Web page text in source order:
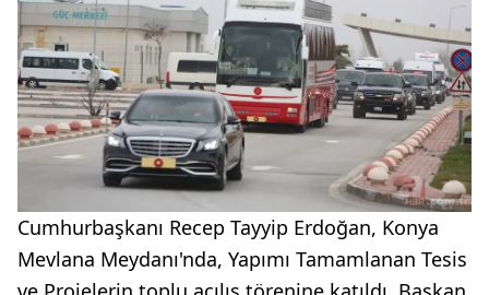
Cumhurbaşkanı Recep Tayyip Erdoğan, Konya
Mevlana Meydanı'nda, Yapımı Tamamlanan Tesis